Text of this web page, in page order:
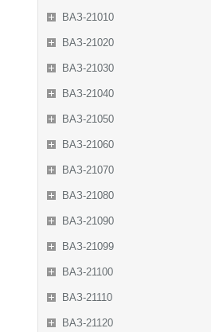
ВАЗ-21010
ВАЗ-21020
ВАЗ-21030
ВАЗ-21040
ВАЗ-21050
ВАЗ-21060
ВАЗ-21070
ВАЗ-21080
ВАЗ-21090
ВАЗ-21099
ВАЗ-21100
ВАЗ-21110
ВАЗ-21120